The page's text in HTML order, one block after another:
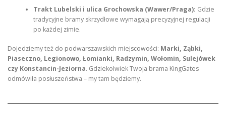
Trakt Lubelski i ulica Grochowska (Wawer/Praga): Gdzie
tradycyjne bramy skrzydłowe wymagają precyzyjnej regulacji
po każdej zimie.
Dojedziemy też do podwarszawskich miejscowości: Marki, Ząbki,
Piaseczno, Legionowo, Łomianki, Radzymin, Wołomin, Sulejówek
czy Konstancin-Jeziorna. Gdziekolwiek Twoja brama KingGates
odmówiła posłuszeństwa – my tam będziemy.